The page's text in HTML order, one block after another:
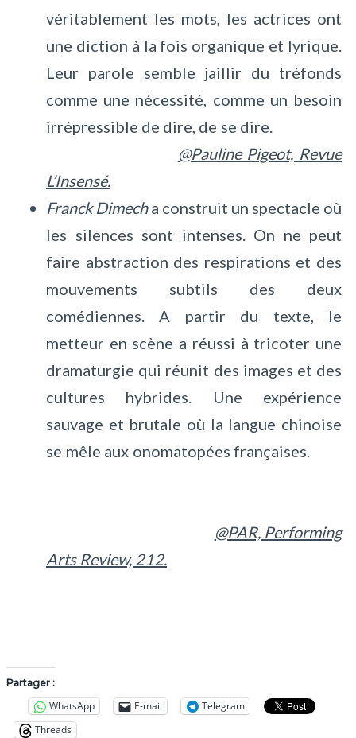
véritablement les mots, les actrices ont
une diction à la fois organique et lyrique.
Leur parole semble jaillir du tréfonds
comme une nécessité, comme un besoin
irrépressible de dire, de se dire.
@Pauline Pigeot, Revue
L’Insensé.
Franck Dimecha construit un spectacle où
les silences sont intenses. On ne peut
faire abstraction des respirations et des
mouvements subtils des deux
comédiennes. A partir du texte, le
metteur en scène a réussi à tricoter une
dramaturgie qui réunit des images et des
cultures hybrides. Une expérience
sauvage et brutale où la langue chinoise
se mêle aux onomatopées françaises.
@PAR, Performing
Arts Review, 212.
Partager :
WhatsApp E-mail
Telegram
Threads